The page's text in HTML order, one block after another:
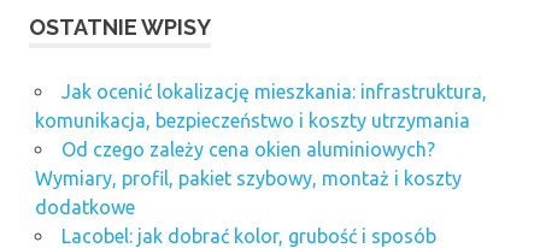
OSTATNIE WPISY
Jak ocenić lokalizację mieszkania: infrastruktura,
komunikacja, bezpieczeństwo i koszty utrzymania
Od czego zależy cena okien aluminiowych?
Wymiary, profil, pakiet szybowy, montaż i koszty
dodatkowe
Lacobel: jak dobrać kolor, grubość i sposób